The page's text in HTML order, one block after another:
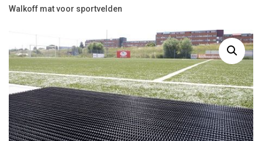
Walkoff mat voor sportvelden
mat
voor
sportvelden
quantity